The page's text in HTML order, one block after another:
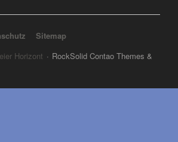
Sitemap
Horizont
RockSolid Contao Themes &